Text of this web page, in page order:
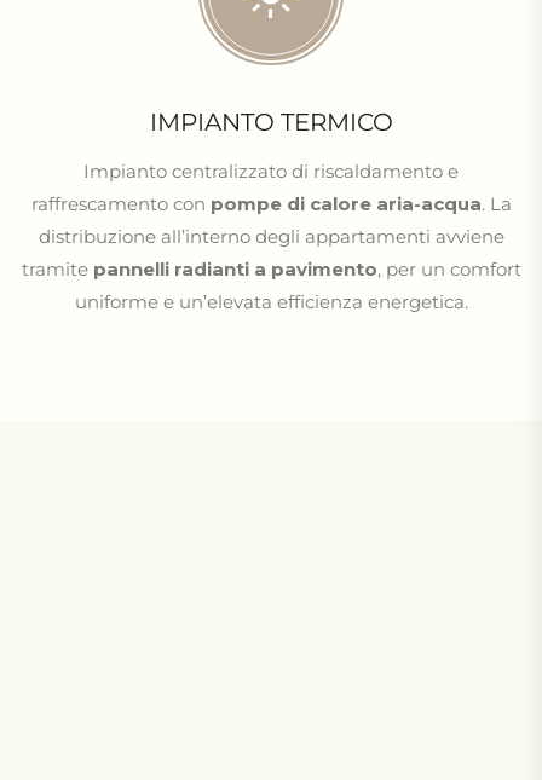
IMPIANTO TERMICO
Impianto centralizzato di riscaldamento e
raffrescamento con pompe di calore aria-acqua. La
distribuzione all’interno degli appartamenti avviene
tramite pannelli radianti a pavimento, per un comfort
uniforme e un’elevata efficienza energetica.